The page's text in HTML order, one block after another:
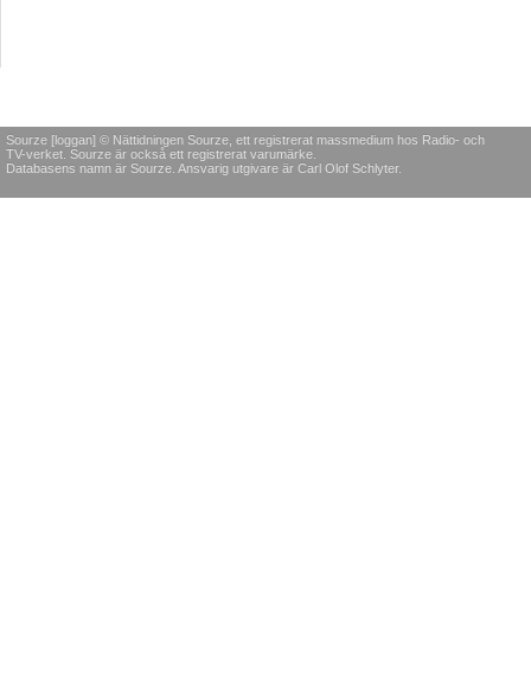
Sourze [loggan] © Nättidningen Sourze, ett registrerat massmedium hos Radio- och
TV-verket. Sourze är också ett registrerat varumärke.
Databasens namn är Sourze. Ansvarig utgivare är Carl Olof Schlyter.